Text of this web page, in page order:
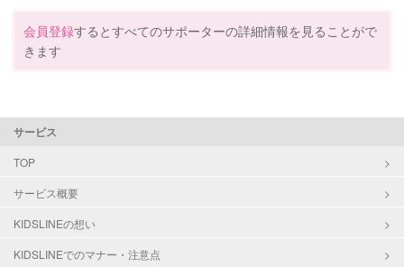
会員登録するとすべてのサポーターの詳細情報を見ることがで
きます
サービス
TOP
サービス概要
KIDSLINEの想い
KIDSLINEでのマナー・注意点